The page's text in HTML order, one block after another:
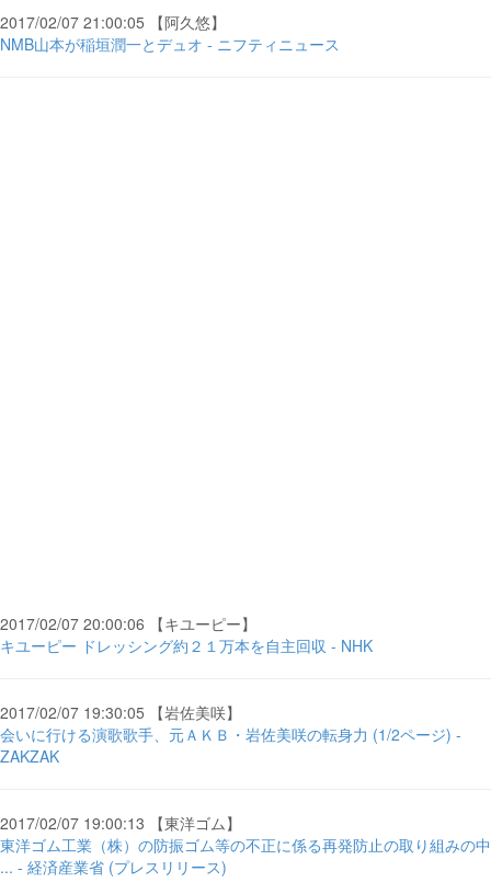
2017/02/07 21:00:05 【阿久悠】
NMB山本が稲垣潤一とデュオ - ニフティニュース
2017/02/07 20:00:06 【キユーピー】
キユーピー ドレッシング約２１万本を自主回収 - NHK
2017/02/07 19:30:05 【岩佐美咲】
会いに行ける演歌歌手、元ＡＫＢ・岩佐美咲の転身力 (1/2ページ) -
ZAKZAK
2017/02/07 19:00:13 【東洋ゴム】
東洋ゴム工業（株）の防振ゴム等の不正に係る再発防止の取り組みの中
... - 経済産業省 (プレスリリース)